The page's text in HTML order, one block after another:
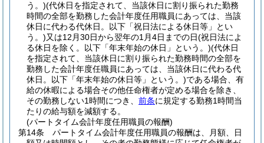
う。)(代休日を指定されて、当該休日に割り振られた勤務
時間の全部を勤務した会計年度任用職員にあっては、当該
休日に代わる代休日。以下「祝日法による休日等」とい
う。)又は12月30日から翌年の1月4日までの日(祝日法によ
る休日を除く。以下「年末年始の休日」という。)(代休日
を指定されて、当該休日に割り振られた勤務時間の全部を
勤務した会計年度任職員にあっては、当該休日に代わる代
休日。以下「年末年始の休日等」という。)である場合、有
給の休暇による場合その他任命権者が定める場合を除き、
その勤務しない1時間につき、 前条に規定する勤務1時間当
たりの給与額を減額する。
(パートタイム会計年度任用職員の報酬)
第14条
パートタイム会計年度任用職員の報酬は、月額、日